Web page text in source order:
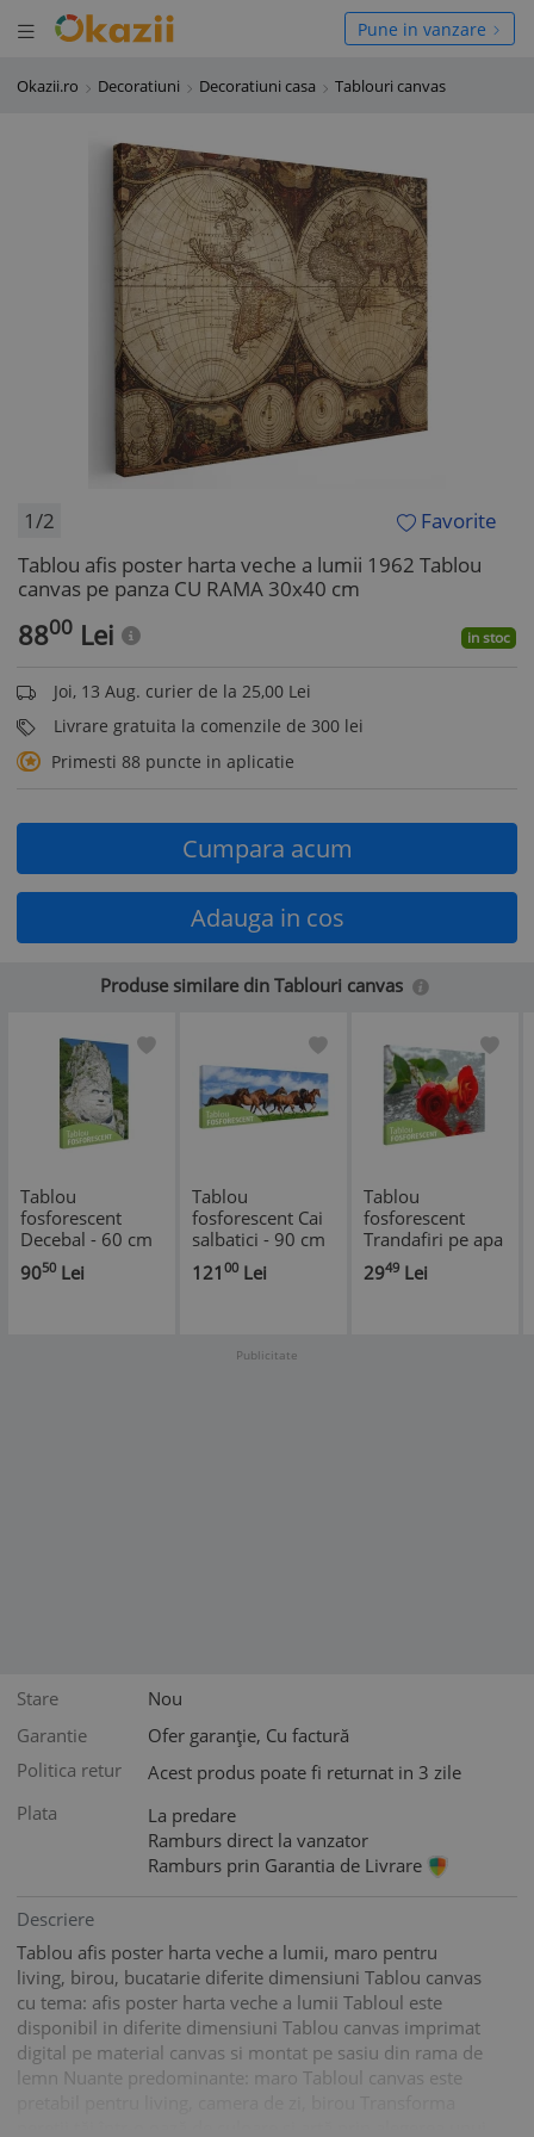
Deschide meniul
meniul Pune in vanzare
Okazii.ro Decoratiuni Decoratiuni casa Tablouri canvas
1/2
Favorite
Tablou afis poster harta veche a lumii 1962 Tablou
canvas pe panza CU RAMA 30x40 cm
8800 Lei in stoc
Joi, 13 Aug. curier de la 25,00 Lei
Livrare gratuita la comenzile de 300 lei
Primesti 88 puncte in aplicatie
Cumpara acum
Adauga in cos
Produse similare din Tablouri canvas
Tablou
fosforescent
Decebal - 60 cm
x 40 cm
9050 Lei
Tablou
fosforescent Cai
salbatici - 90 cm
x 30 cm
121 00 Lei
Tablou
fosforescent
Trandafiri pe apa
- 30 cm x 20 cm
2949 Lei
Publicitate
Stare
Nou
Garantie
Ofer garanție, Cu factură
Politica retur
Acest produs poate fi returnat in 3 zile
Plata
La predare
Ramburs direct la vanzator
Ramburs prin Garantia de Livrare
Descriere
Tablou afis poster harta veche a lumii, maro pentru
living, birou, bucatarie diferite dimensiuni Tablou canvas
cu tema: afis poster harta veche a lumii Tabloul este
disponibil in diferite dimensiuni Tablou canvas imprimat
digital pe material canvas si montat pe sasiu din rama de
lemn Nuante predominante: maro Tabloul canvas este